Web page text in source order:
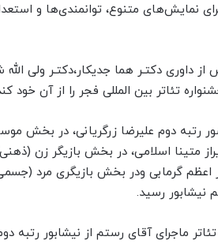
نمایش‌های متنوع، توانمندی‌ها و
داوری دکتـر هما جدیکار،دکتـر ولی الله
تئاتر بین المللی فجر را از آن خود
رتبه دوم علیرضا زرگریانی، در بخش
متینا اسلامی، در بخش بازیگر زن
اعظم گرمابی ودر بخش بازیگری مرد
نیشابور رسید.
ماجرای آقای رستم از نیشابور رتبه